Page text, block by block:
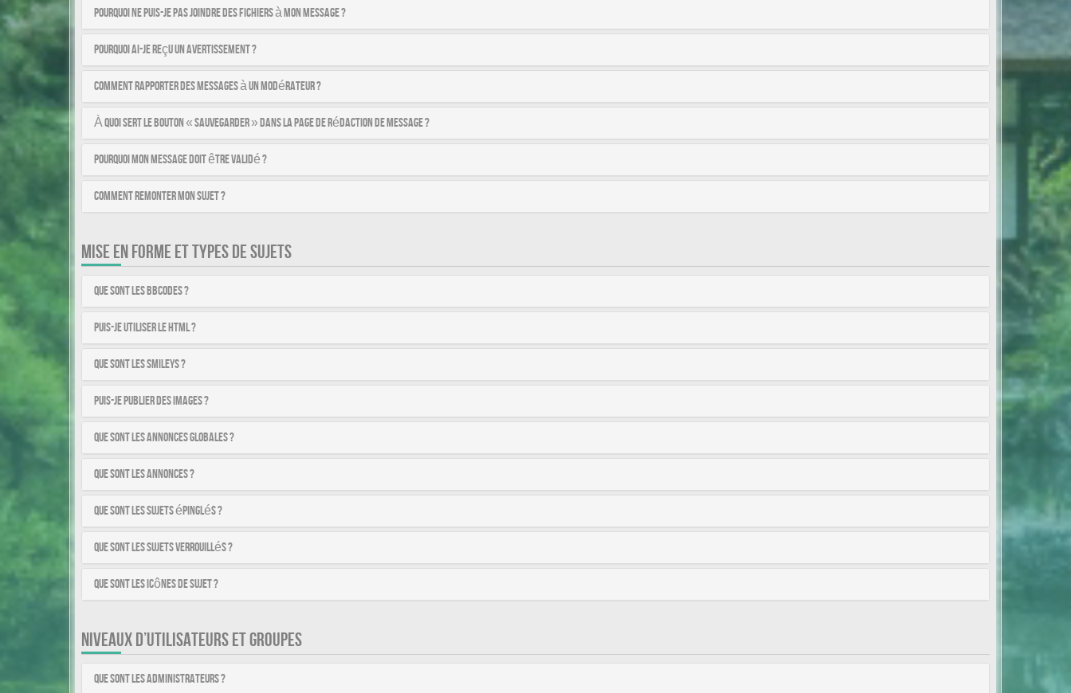
Pourquoi ne puis-je pas joindre des fichiers à mon message ?
Pourquoi ai-je reçu un avertissement ?
Comment rapporter des messages à un modérateur ?
À quoi sert le bouton « Sauvegarder » dans la page de rédaction de message ?
Pourquoi mon message doit être validé ?
Comment remonter mon sujet ?
MISE EN FORME ET TYPES DE SUJETS
Que sont les BBCodes ?
Puis-je utiliser le HTML ?
Que sont les smileys ?
Puis-je publier des images ?
Que sont les annonces globales ?
Que sont les annonces ?
Que sont les sujets épinglés ?
Que sont les sujets verrouillés ?
Que sont les icônes de sujet ?
NIVEAUX D’UTILISATEURS ET GROUPES
Que sont les administrateurs ?